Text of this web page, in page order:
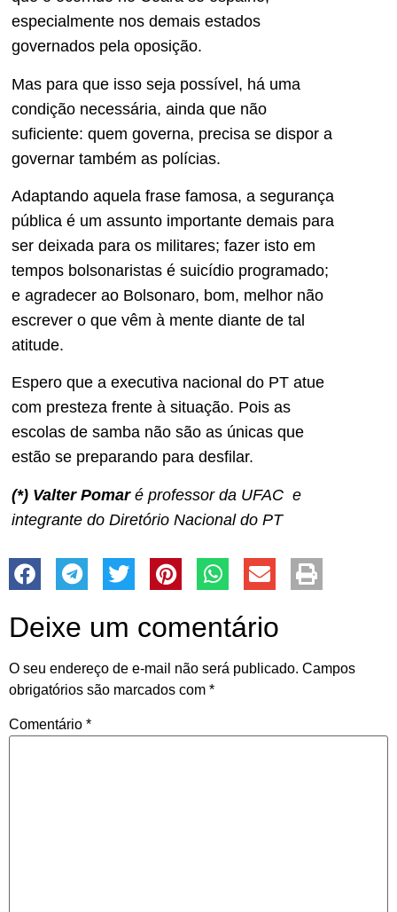
especialmente nos demais estados
governados pela oposição.
Mas para que isso seja possível, há uma
condição necessária, ainda que não
suficiente: quem governa, precisa se dispor a
governar também as polícias.
Adaptando aquela frase famosa, a segurança
pública é um assunto importante demais para
ser deixada para os militares; fazer isto em
tempos bolsonaristas é suicídio programado;
e agradecer ao Bolsonaro, bom, melhor não
escrever o que vêm à mente diante de tal
atitude.
Espero que a executiva nacional do PT atue
com presteza frente à situação. Pois as
escolas de samba não são as únicas que
estão se preparando para desfilar.
(*) Valter Pomaré professor da UFAC e
integrante do Diretório Nacional do PT
Deixe um comentário
O seu endereço de e-mail não será publicado. Campos
obrigatórios são marcados com *
Comentário *